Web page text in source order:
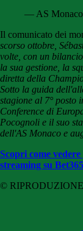
— AS
Il comunicato dei
scorso ottobre,
volte, con un
la sua gestione, la
diretta della
Sotto la guida
stagione al 7° posto
Conference di
Pocognoli e il suo
dell'AS Monaco e
Scopri come
streaming su Bet365
©